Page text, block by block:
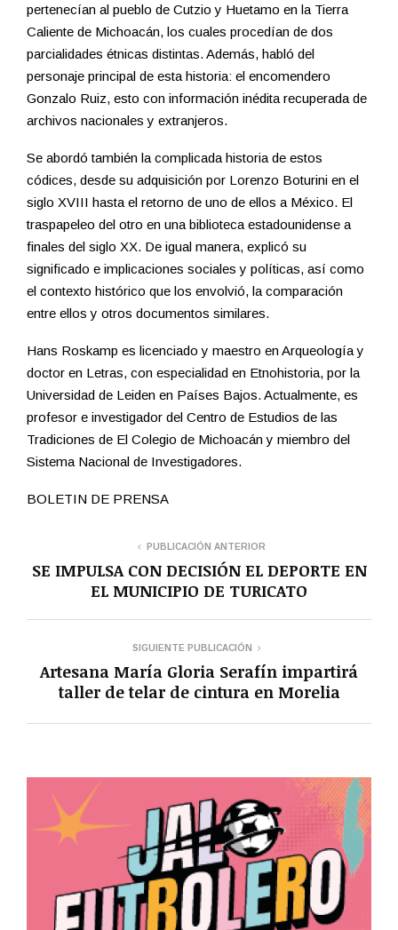
pertenecían al pueblo de Cutzio y Huetamo en la Tierra
Caliente de Michoacán, los cuales procedían de dos
parcialidades étnicas distintas. Además, habló del
personaje principal de esta historia: el encomendero
Gonzalo Ruiz, esto con información inédita recuperada de
archivos nacionales y extranjeros.
Se abordó también la complicada historia de estos
códices, desde su adquisición por Lorenzo Boturini en el
siglo XVIII hasta el retorno de uno de ellos a México. El
traspapeleo del otro en una biblioteca estadounidense a
finales del siglo XX. De igual manera, explicó su
significado e implicaciones sociales y políticas, así como
el contexto histórico que los envolvió, la comparación
entre ellos y otros documentos similares.
Hans Roskamp es licenciado y maestro en Arqueología y
doctor en Letras, con especialidad en Etnohistoria, por la
Universidad de Leiden en Países Bajos. Actualmente, es
profesor e investigador del Centro de Estudios de las
Tradiciones de El Colegio de Michoacán y miembro del
Sistema Nacional de Investigadores.
BOLETIN DE PRENSA
PUBLICACIÓN ANTERIOR
SE IMPULSA CON DECISIÓN EL DEPORTE EN
EL MUNICIPIO DE TURICATO
SIGUIENTE PUBLICACIÓN
Artesana María Gloria Serafín impartirá
taller de telar de cintura en Morelia